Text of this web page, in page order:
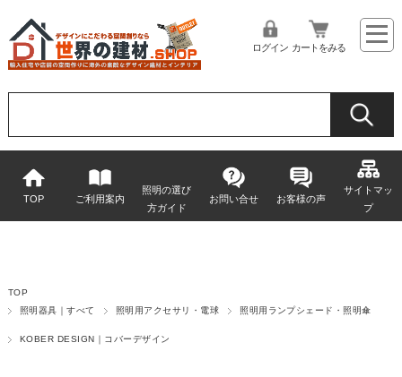
ログイン カートをみる
TOP ご利用案内
照明の選び
方ガイド
お問い合せ お客様の声
サイトマッ
プ
TOP
照明器具｜すべて
照明用アクセサリ・電球 照明用ランプシェード・照明傘
KOBER DESIGN｜コバーデザイン